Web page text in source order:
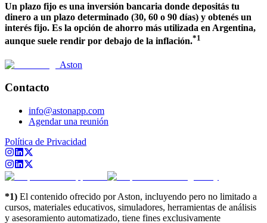
Un plazo fijo es una inversión bancaria donde depositás tu
dinero a un plazo determinado (30, 60 o 90 días) y obtenés un
interés fijo. Es la opción de ahorro más utilizada en Argentina,
aunque suele rendir por debajo de la inflación.*1
Aston
Contacto
info@astonapp.com
Agendar una reunión
Política de Privacidad
*1) El contenido ofrecido por Aston, incluyendo pero no limitado a
cursos, materiales educativos, simuladores, herramientas de análisis
y asesoramiento automatizado, tiene fines exclusivamente